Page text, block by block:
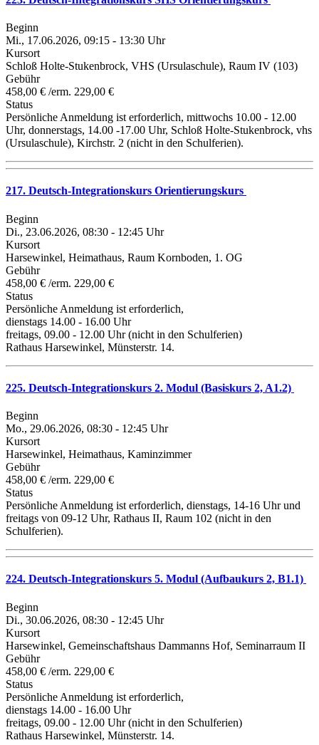
Beginn
Mi., 17.06.2026, 09:15 - 13:30 Uhr
Kursort
Schloß Holte-Stukenbrock, VHS (Ursulaschule), Raum IV (103)
Gebühr
458,00 € /erm. 229,00 €
Status
Persönliche Anmeldung ist erforderlich, mittwochs 10.00 - 12.00
Uhr, donnerstags, 14.00 -17.00 Uhr, Schloß Holte-Stukenbrock, vhs
(Ursulaschule), Kirchstr. 2 (nicht in den Schulferien).
217. Deutsch-Integrationskurs Orientierungskurs
Beginn
Di., 23.06.2026, 08:30 - 12:45 Uhr
Kursort
Harsewinkel, Heimathaus, Raum Kornboden, 1. OG
Gebühr
458,00 € /erm. 229,00 €
Status
Persönliche Anmeldung ist erforderlich,
dienstags 14.00 - 16.00 Uhr
freitags, 09.00 - 12.00 Uhr (nicht in den Schulferien)
Rathaus Harsewinkel, Münsterstr. 14.
225. Deutsch-Integrationskurs 2. Modul (Basiskurs 2, A1.2)
Beginn
Mo., 29.06.2026, 08:30 - 12:45 Uhr
Kursort
Harsewinkel, Heimathaus, Kaminzimmer
Gebühr
458,00 € /erm. 229,00 €
Status
Persönliche Anmeldung ist erforderlich, dienstags, 14-16 Uhr und
freitags von 09-12 Uhr, Rathaus II, Raum 102 (nicht in den
Schulferien).
224. Deutsch-Integrationskurs 5. Modul (Aufbaukurs 2, B1.1)
Beginn
Di., 30.06.2026, 08:30 - 12:45 Uhr
Kursort
Harsewinkel, Gemeinschaftshaus Dammanns Hof, Seminarraum II
Gebühr
458,00 € /erm. 229,00 €
Status
Persönliche Anmeldung ist erforderlich,
dienstags 14.00 - 16.00 Uhr
freitags, 09.00 - 12.00 Uhr (nicht in den Schulferien)
Rathaus Harsewinkel, Münsterstr. 14.